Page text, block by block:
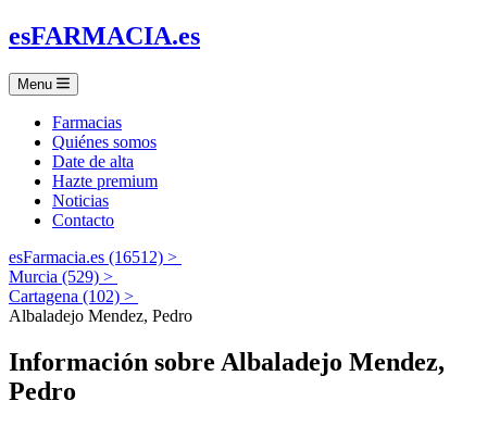
esFARMACIA.es
Menu
Farmacias
Quiénes somos
Date de alta
Hazte premium
Noticias
Contacto
esFarmacia.es (16512) >
Murcia (529) >
Cartagena (102) >
Albaladejo Mendez, Pedro
Información sobre Albaladejo Mendez,
Pedro